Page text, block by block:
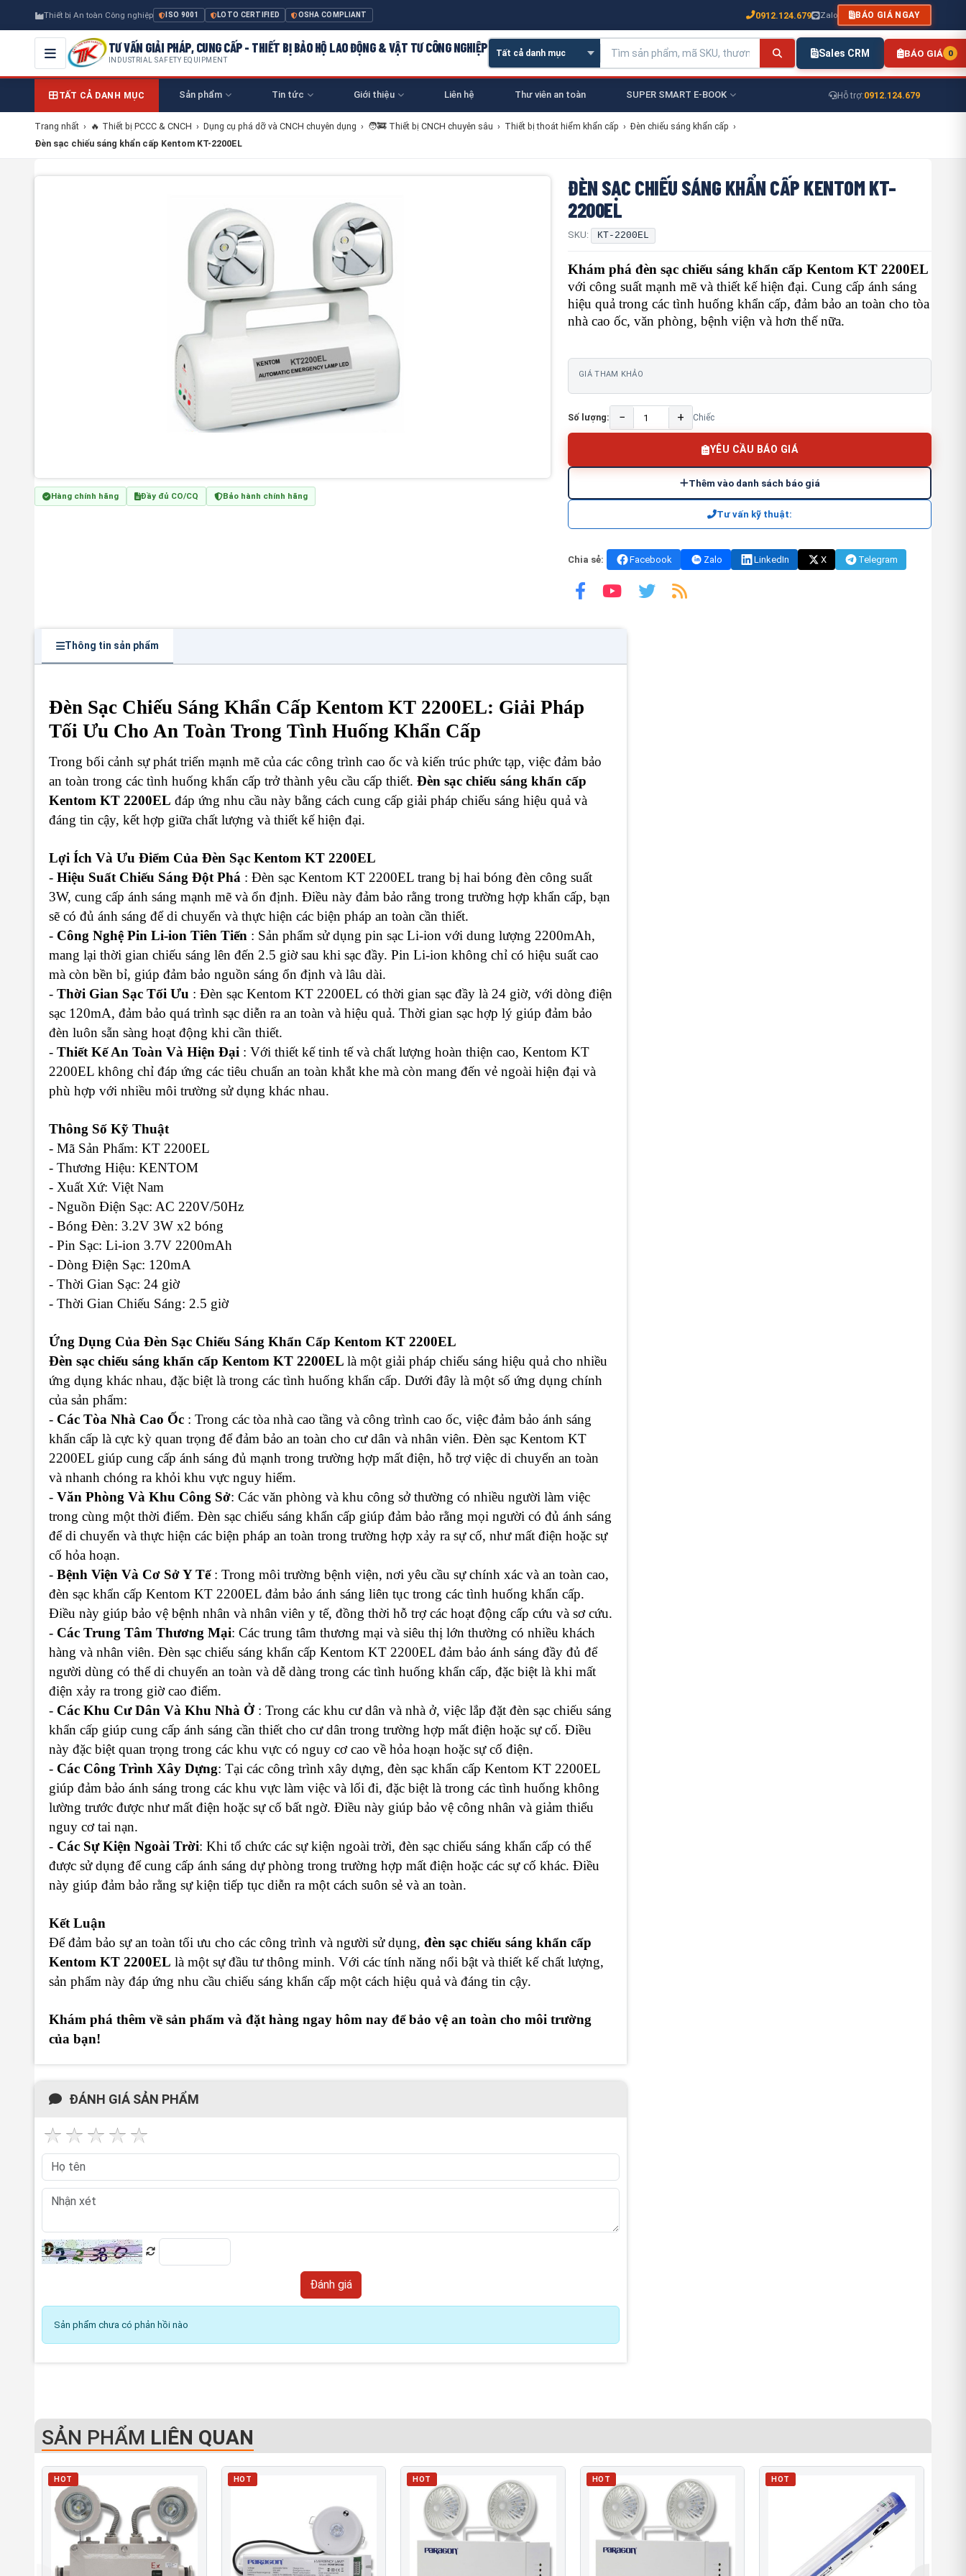
Thiết bị An toàn Công nghiệp ISO 9001 LOTO CERTIFIED OSHA COMPLIANT 0912.124.679 Zalo BÁO GIÁ NGAY
TƯ VẤN GIẢI PHÁP, CUNG CẤP - THIẾT BỊ BẢO HỘ LAO ĐỘNG & VẬT TƯ CÔNG NGHIỆP
INDUSTRIAL SAFETY EQUIPMENT
Sales CRM BÁO GIÁ 0
TẤT CẢ DANH MỤC Sản phẩm Tin tức Giới thiệu Liên hệ Thư viên an toàn SUPER SMART E-BOOK Hỗ trợ:0912.124.679
Trang nhất › 🔥 Thiết bị PCCC & CNCH › Dụng cụ phá dỡ và CNCH chuyên dụng › 🧑‍🚒 Thiết bị CNCH chuyên sâu › Thiết bị thoát hiểm khẩn cấp › Đèn chiếu sáng khẩn cấp ›
Đèn sạc chiếu sáng khẩn cấp Kentom KT-2200EL
Hàng chính hãng Đầy đủ CO/CQ Bảo hành chính hãng
ĐÈN SẠC CHIẾU SÁNG KHẨN CẤP KENTOM KT-
2200EL
SKU: KT-2200EL
Khám phá đèn sạc chiếu sáng khẩn cấp Kentom KT 2200EL
với công suất mạnh mẽ và thiết kế hiện đại. Cung cấp ánh sáng
hiệu quả trong các tình huống khẩn cấp, đảm bảo an toàn cho tòa
nhà cao ốc, văn phòng, bệnh viện và hơn thế nữa.
GIÁ THAM KHẢO
Số lượng: − + Chiếc
YÊU CẦU BÁO GIÁ
Thêm vào danh sách báo giá
Tư vấn kỹ thuật:
Chia sẻ: Facebook Zalo LinkedIn X Telegram
Thông tin sản phẩm
Đèn Sạc Chiếu Sáng Khẩn Cấp Kentom KT 2200EL: Giải Pháp
Tối Ưu Cho An Toàn Trong Tình Huống Khẩn Cấp
Trong bối cảnh sự phát triển mạnh mẽ của các công trình cao ốc và kiến trúc phức tạp, việc đảm bảo
an toàn trong các tình huống khẩn cấp trở thành yêu cầu cấp thiết. Đèn sạc chiếu sáng khẩn cấp
Kentom KT 2200EL đáp ứng nhu cầu này bằng cách cung cấp giải pháp chiếu sáng hiệu quả và
đáng tin cậy, kết hợp giữa chất lượng và thiết kế hiện đại.
Lợi Ích Và Ưu Điểm Của Đèn Sạc Kentom KT 2200EL
- Hiệu Suất Chiếu Sáng Đột Phá : Đèn sạc Kentom KT 2200EL trang bị hai bóng đèn công suất
3W, cung cấp ánh sáng mạnh mẽ và ổn định. Điều này đảm bảo rằng trong trường hợp khẩn cấp, bạn
sẽ có đủ ánh sáng để di chuyển và thực hiện các biện pháp an toàn cần thiết.
- Công Nghệ Pin Li-ion Tiên Tiến : Sản phẩm sử dụng pin sạc Li-ion với dung lượng 2200mAh,
mang lại thời gian chiếu sáng lên đến 2.5 giờ sau khi sạc đầy. Pin Li-ion không chỉ có hiệu suất cao
mà còn bền bỉ, giúp đảm bảo nguồn sáng ổn định và lâu dài.
- Thời Gian Sạc Tối Ưu : Đèn sạc Kentom KT 2200EL có thời gian sạc đầy là 24 giờ, với dòng điện
sạc 120mA, đảm bảo quá trình sạc diễn ra an toàn và hiệu quả. Thời gian sạc hợp lý giúp đảm bảo
đèn luôn sẵn sàng hoạt động khi cần thiết.
- Thiết Kế An Toàn Và Hiện Đại : Với thiết kế tinh tế và chất lượng hoàn thiện cao, Kentom KT
2200EL không chỉ đáp ứng các tiêu chuẩn an toàn khắt khe mà còn mang đến vẻ ngoài hiện đại và
phù hợp với nhiều môi trường sử dụng khác nhau.
Thông Số Kỹ Thuật
- Mã Sản Phẩm: KT 2200EL
- Thương Hiệu: KENTOM
- Xuất Xứ: Việt Nam
- Nguồn Điện Sạc: AC 220V/50Hz
- Bóng Đèn: 3.2V 3W x2 bóng
- Pin Sạc: Li-ion 3.7V 2200mAh
- Dòng Điện Sạc: 120mA
- Thời Gian Sạc: 24 giờ
- Thời Gian Chiếu Sáng: 2.5 giờ
Ứng Dụng Của Đèn Sạc Chiếu Sáng Khẩn Cấp Kentom KT 2200EL
Đèn sạc chiếu sáng khẩn cấp Kentom KT 2200EL là một giải pháp chiếu sáng hiệu quả cho nhiều
ứng dụng khác nhau, đặc biệt là trong các tình huống khẩn cấp. Dưới đây là một số ứng dụng chính
của sản phẩm:
- Các Tòa Nhà Cao Ốc : Trong các tòa nhà cao tầng và công trình cao ốc, việc đảm bảo ánh sáng
khẩn cấp là cực kỳ quan trọng để đảm bảo an toàn cho cư dân và nhân viên. Đèn sạc Kentom KT
2200EL giúp cung cấp ánh sáng đủ mạnh trong trường hợp mất điện, hỗ trợ việc di chuyển an toàn
và nhanh chóng ra khỏi khu vực nguy hiểm.
- Văn Phòng Và Khu Công Sở: Các văn phòng và khu công sở thường có nhiều người làm việc
trong cùng một thời điểm. Đèn sạc chiếu sáng khẩn cấp giúp đảm bảo rằng mọi người có đủ ánh sáng
để di chuyển và thực hiện các biện pháp an toàn trong trường hợp xảy ra sự cố, như mất điện hoặc sự
cố hỏa hoạn.
- Bệnh Viện Và Cơ Sở Y Tế: Trong môi trường bệnh viện, nơi yêu cầu sự chính xác và an toàn cao,
đèn sạc khẩn cấp Kentom KT 2200EL đảm bảo ánh sáng liên tục trong các tình huống khẩn cấp.
Điều này giúp bảo vệ bệnh nhân và nhân viên y tế, đồng thời hỗ trợ các hoạt động cấp cứu và sơ cứu.
- Các Trung Tâm Thương Mại: Các trung tâm thương mại và siêu thị lớn thường có nhiều khách
hàng và nhân viên. Đèn sạc chiếu sáng khẩn cấp Kentom KT 2200EL đảm bảo ánh sáng đầy đủ để
người dùng có thể di chuyển an toàn và dễ dàng trong các tình huống khẩn cấp, đặc biệt là khi mất
điện xảy ra trong giờ cao điểm.
- Các Khu Cư Dân Và Khu Nhà Ở : Trong các khu cư dân và nhà ở, việc lắp đặt đèn sạc chiếu sáng
khẩn cấp giúp cung cấp ánh sáng cần thiết cho cư dân trong trường hợp mất điện hoặc sự cố. Điều
này đặc biệt quan trọng trong các khu vực có nguy cơ cao về hỏa hoạn hoặc sự cố điện.
- Các Công Trình Xây Dựng: Tại các công trình xây dựng, đèn sạc khẩn cấp Kentom KT 2200EL
giúp đảm bảo ánh sáng trong các khu vực làm việc và lối đi, đặc biệt là trong các tình huống không
lường trước được như mất điện hoặc sự cố bất ngờ. Điều này giúp bảo vệ công nhân và giảm thiểu
nguy cơ tai nạn.
- Các Sự Kiện Ngoài Trời: Khi tổ chức các sự kiện ngoài trời, đèn sạc chiếu sáng khẩn cấp có thể
được sử dụng để cung cấp ánh sáng dự phòng trong trường hợp mất điện hoặc các sự cố khác. Điều
này giúp đảm bảo rằng sự kiện tiếp tục diễn ra một cách suôn sẻ và an toàn.
Kết Luận
Để đảm bảo sự an toàn tối ưu cho các công trình và người sử dụng, đèn sạc chiếu sáng khẩn cấp
Kentom KT 2200EL là một sự đầu tư thông minh. Với các tính năng nổi bật và thiết kế chất lượng,
sản phẩm này đáp ứng nhu cầu chiếu sáng khẩn cấp một cách hiệu quả và đáng tin cậy.
Khám phá thêm về sản phẩm và đặt hàng ngay hôm nay để bảo vệ an toàn cho môi trường
của bạn!
ĐÁNH GIÁ SẢN PHẨM
Sản phẩm chưa có phản hồi nào
SẢN PHẨM LIÊN QUAN
HOT HOT HOT HOT HOT